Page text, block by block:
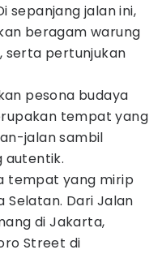
sepanjang jalan ini,
beragam warung
serta pertunjukan
pesona budaya
tempat yang
jalan sambil
autentik.
tempat yang mirip
Selatan. Dari Jalan
di Jakarta,
Street di